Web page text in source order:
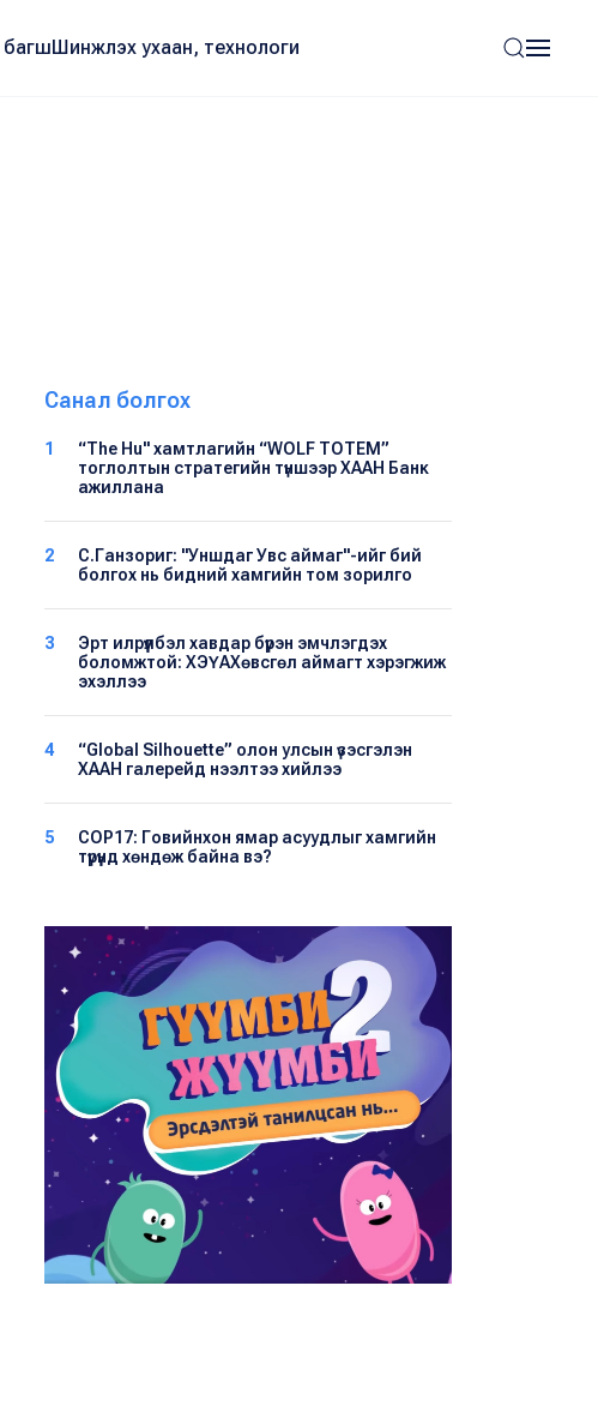
багшШинжлэх ухаан, технологи
Санал болгох
1
“The Hu" хамтлагийн “WOLF TOTEM”
тоглолтын стратегийн түншээр ХААН Банк
ажиллана
2
С.Ганзориг: "Уншдаг Увс аймаг"-ийг бий
болгох нь бидний хамгийн том зорилго
3
Эрт илрүүлбэл хавдар бүрэн эмчлэгдэх
боломжтой: ХЭҮА​Хөвсгөл аймагт хэрэгжиж
эхэллээ
4
“Global Silhouette” олон улсын үзэсгэлэн
ХААН галерейд нээлтээ хийлээ
5
COP17: Говийнхон ямар асуудлыг хамгийн
түрүүнд хөндөж байна вэ?